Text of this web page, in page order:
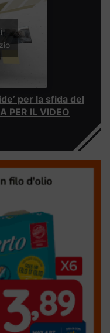
per la sfida del
PER IL VIDEO